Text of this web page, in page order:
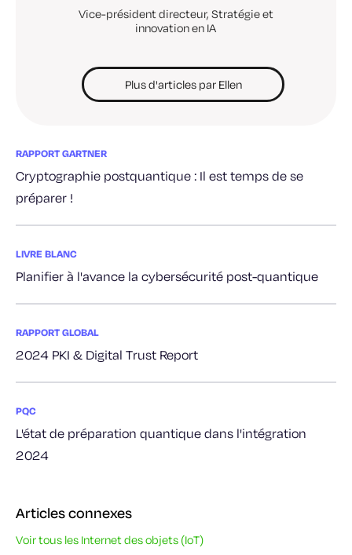
Vice-président directeur, Stratégie et
innovation en IA
Plus d'articles par Ellen
RAPPORT GARTNER
Cryptographie postquantique : Il est temps de se
préparer !
LIVRE BLANC
Planifier à l'avance la cybersécurité post-quantique
RAPPORT GLOBAL
2024 PKI & Digital Trust Report
PQC
L'état de préparation quantique dans l'intégration
2024
Articles connexes
Voir tous les Internet des objets (IoT)